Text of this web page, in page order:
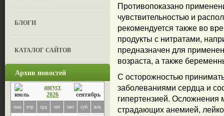
БЛОГИ
КАТАЛОГ САЙТОВ
Архив новостей
август
2026
пон втр срд чет пят суб вск
Противопоказано
чувствительностью и
рекомендуется также во
продукты с нитратами,
предназначен для
возраста, а также
С осторожностью
заболеваниями сердца и
гипертензией. Осложнения
страдающих анемией,